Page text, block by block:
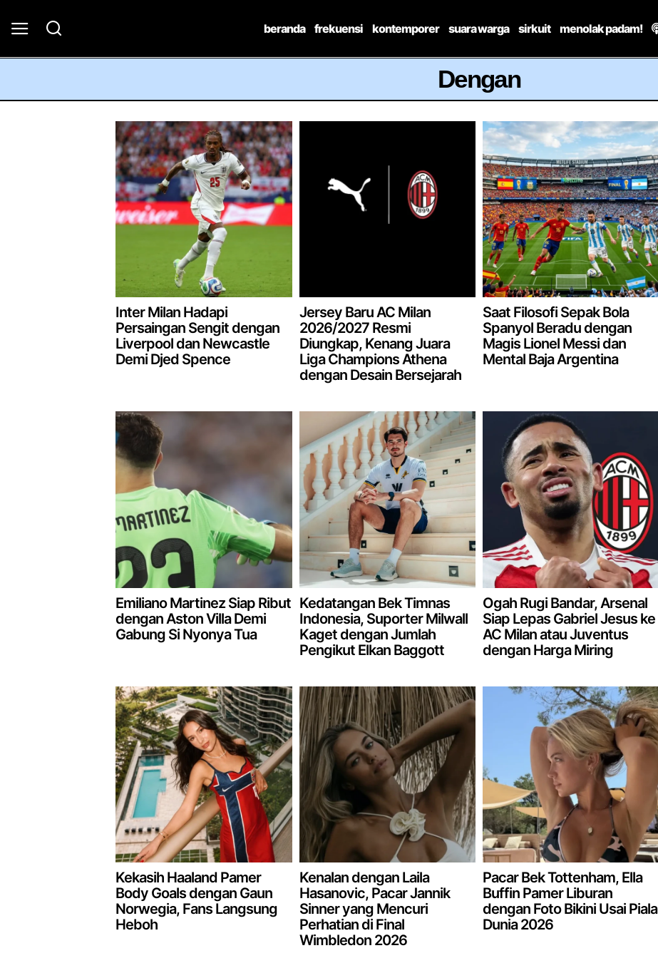
beranda frekuensi kontemporer suara warga sirkuit menolak padam!
Dengan
Inter Milan Hadapi
Persaingan Sengit dengan
Liverpool dan Newcastle
Demi Djed Spence
Jersey Baru AC Milan
2026/2027 Resmi
Diungkap, Kenang Juara
Liga Champions Athena
dengan Desain Bersejarah
Saat Filosofi Sepak Bola
Spanyol Beradu dengan
Magis Lionel Messi dan
Mental Baja Argentina
Emiliano Martinez Siap Ribut
dengan Aston Villa Demi
Gabung Si Nyonya Tua
Kedatangan Bek Timnas
Indonesia, Suporter Milwall
Kaget dengan Jumlah
Pengikut Elkan Baggott
Ogah Rugi Bandar, Arsenal
Siap Lepas Gabriel Jesus ke
AC Milan atau Juventus
dengan Harga Miring
Kekasih Haaland Pamer
Body Goals dengan Gaun
Norwegia, Fans Langsung
Heboh
Kenalan dengan Laila
Hasanovic, Pacar Jannik
Sinner yang Mencuri
Perhatian di Final
Wimbledon 2026
Pacar Bek Tottenham, Ella
Buffin Pamer Liburan
dengan Foto Bikini Usai Piala
Dunia 2026